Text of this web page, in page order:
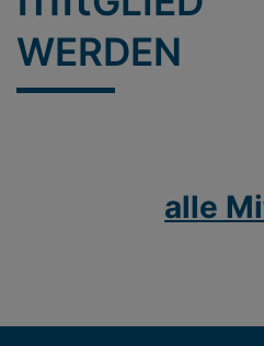
WERDEN
alle